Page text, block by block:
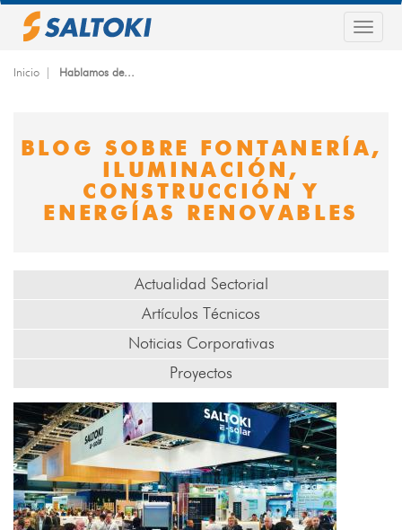
Pasar
principal
Inicio Hablamos de...
BLOG SOBRE FONTANERÍA,
ILUMINACIÓN,
CONSTRUCCIÓN Y
ENERGÍAS RENOVABLES
Actualidad Sectorial
Artículos Técnicos
Noticias Corporativas
Proyectos